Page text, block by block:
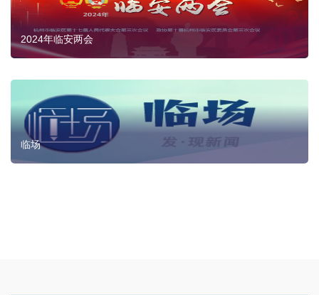
2024年临安两会
临场